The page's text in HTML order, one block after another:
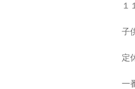
１
子
定
一